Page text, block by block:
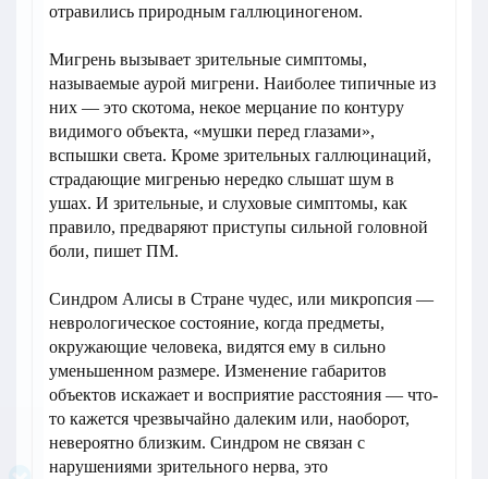
отравились природным галлюциногеном.
Мигрень вызывает зрительные симптомы,
называемые аурой мигрени. Наиболее типичные из
них — это скотома, некое мерцание по контуру
видимого объекта, «мушки перед глазами»,
вспышки света. Кроме зрительных галлюцинаций,
страдающие мигренью нередко слышат шум в
ушах. И зрительные, и слуховые симптомы, как
правило, предваряют приступы сильной головной
боли, пишет ПМ.
Синдром Алисы в Стране чудес, или микропсия —
неврологическое состояние, когда предметы,
окружающие человека, видятся ему в сильно
уменьшенном размере. Изменение габаритов
объектов искажает и восприятие расстояния — что-
то кажется чрезвычайно далеким или, наоборот,
невероятно близким. Синдром не связан с
нарушениями зрительного нерва, это